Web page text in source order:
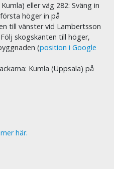
eller väg 282: Sväng in
höger in på
till vänster vid Lambertsson
skogskanten till höger,
(position i Google
Kumla (Uppsala) på
här.